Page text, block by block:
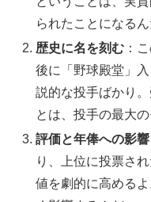
られたことになるん
歴史に名を刻む ：
後に「野球殿堂」
説的な投手ばかり
とは、投手の最大
評価と年俸への影響
り、上位に投票さ
値を劇的に高める